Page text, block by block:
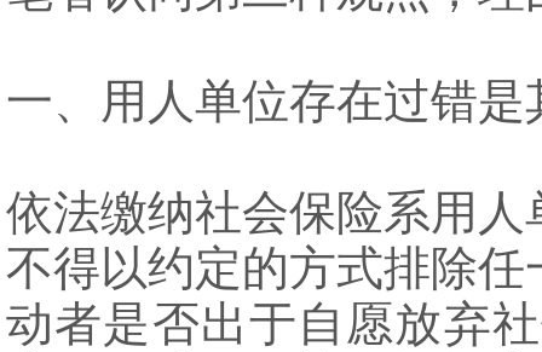
一、用人单位存在过错
依法缴纳社会保险系用
不得以约定的方式排除
动者是否出于自愿放弃